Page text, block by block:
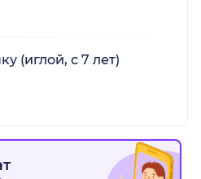
(иглой, с 7 лет)